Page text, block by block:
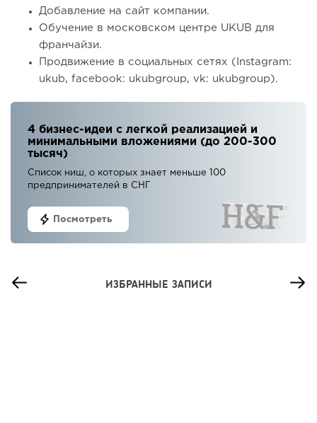
Добавление на сайт компании.
Обучение в московском центре UKUB для
франчайзи.
Продвижение в социальных сетях (Instagram:
ukub, facebook: ukubgroup, vk: ukubgroup).
4 бизнес-идеи с легкой реализацией и
минимальными вложениями (до 200-300
тысяч)
Список ниш, о которых знает меньше 100
предпринимателей в СНГ
Посмотреть
ИЗБРАННЫЕ ЗАПИСИ